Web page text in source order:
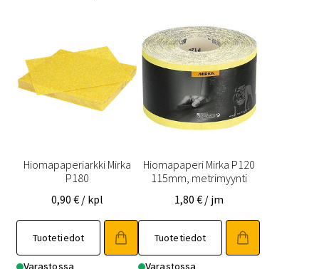
Hiomapaperiarkki Mirka
P180
0,90 € / kpl
Tuotetiedot
Hiomapaperi Mirka P120
115mm, metrimyynti
1,80€ / jm
Tuotetiedot